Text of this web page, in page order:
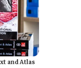
إضافة إلى السلة
and Atlas